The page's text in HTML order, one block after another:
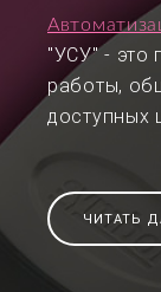
"УСУ" - это
работы,
доступных
ЧИТАТЬ